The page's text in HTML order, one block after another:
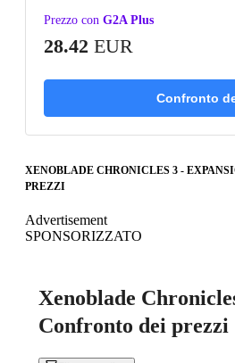
Prezzo con G2A Plus
28.42 EUR
Confronto
XENOBLADE CHRONICLES 3 -
PREZZI
Advertisement
SPONSORIZZATO
Xenoblade
Confronto dei prezzi